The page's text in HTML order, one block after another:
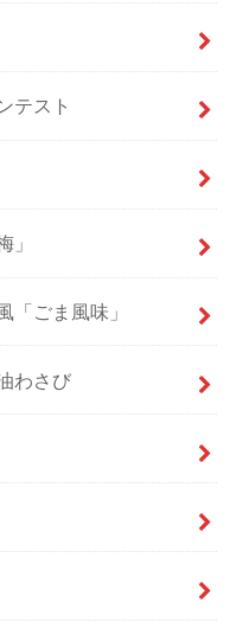
テスト
」
「ごま風味」
わさび